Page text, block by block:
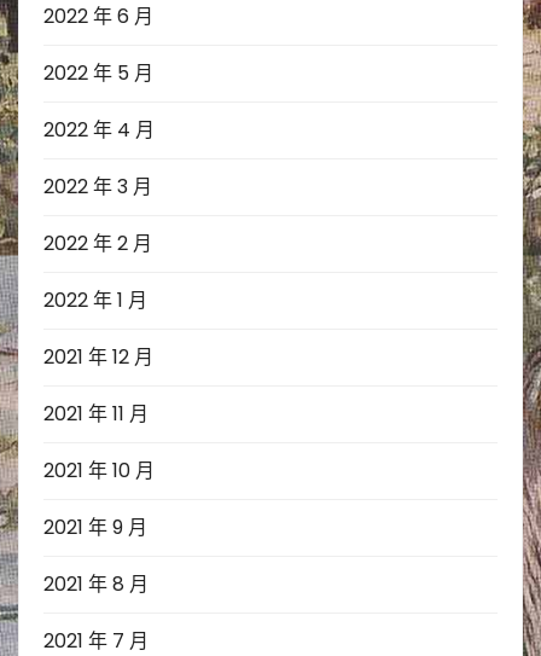
2022 年 6 月
2022 年 5 月
2022 年 4 月
2022 年 3 月
2022 年 2 月
2022 年 1 月
2021 年 12 月
2021 年 11 月
2021 年 10 月
2021 年 9 月
2021 年 8 月
2021 年 7 月